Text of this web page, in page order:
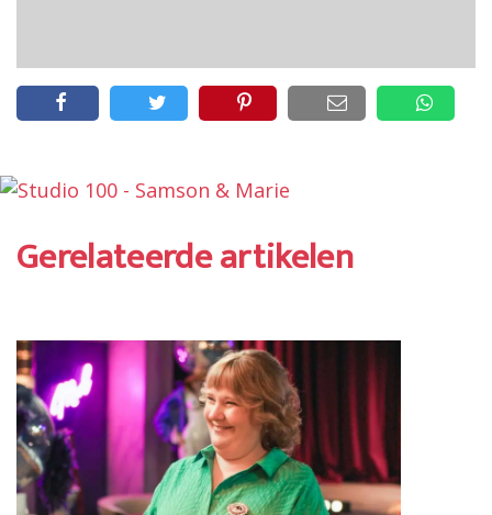
Gerelateerde artikelen